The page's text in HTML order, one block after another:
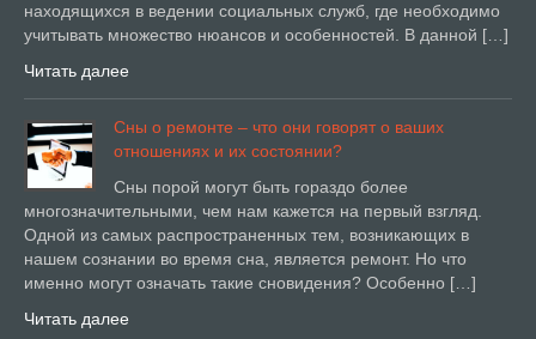
находящихся в ведении социальных служб, где необходимо
учитывать множество нюансов и особенностей. В данной […]
Читать далее
Сны о ремонте – что они говорят о ваших
отношениях и их состоянии?
Сны порой могут быть гораздо более
многозначительными, чем нам кажется на первый взгляд.
Одной из самых распространенных тем, возникающих в
нашем сознании во время сна, является ремонт. Но что
именно могут означать такие сновидения? Особенно […]
Читать далее